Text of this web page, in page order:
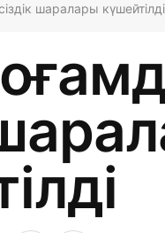
шаралары күшейтілді